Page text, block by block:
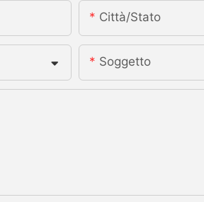
Città/stato
Soggetto